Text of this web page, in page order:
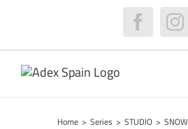
Home > Series > STUDIO >